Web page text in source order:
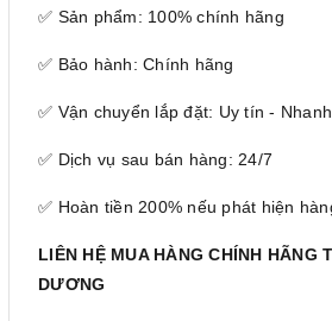
✅ Sản phẩm: 100% chính hãng
✅ Bảo hành: Chính hãng
✅ Vận chuyển lắp đặt: Uy tín -
✅ Dịch vụ sau bán hàng: 24/7
✅ Hoàn tiền 200% nếu phát hiện
LIÊN HỆ MUA HÀNG CHÍNH HÃNG
DƯƠNG